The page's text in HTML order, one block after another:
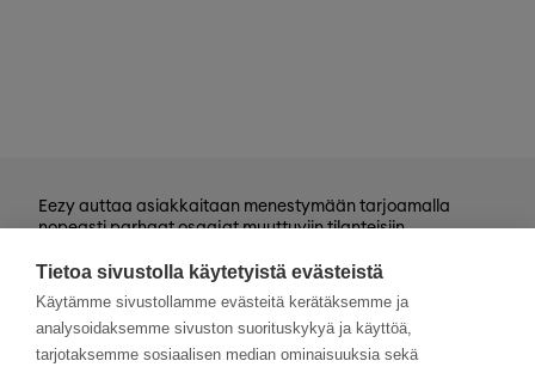
Eezy auttaa asiakkaitaan menestymään tarjoamalla
nopeasti parhaat osaajat muuttuviin tilanteisiin
kevytyrittäjyys ja muut työelämän
asiantuntijapalvelumme tarjoavat monipuolisimmat keinot
työn ja tekijöiden kohtaamiseen.
Haluamme rakentaa monimuotoista ja yhdenvertaista
Tietoa sivustolla käytetyistä evästeistä
Käytämme sivustollamme evästeitä kerätäksemme ja
analysoidaksemme sivuston suorituskykyä ja käyttöä,
tarjotaksemme sosiaalisen median ominaisuuksia sekä